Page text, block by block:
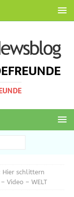
Hier schlittern
Video – WELT